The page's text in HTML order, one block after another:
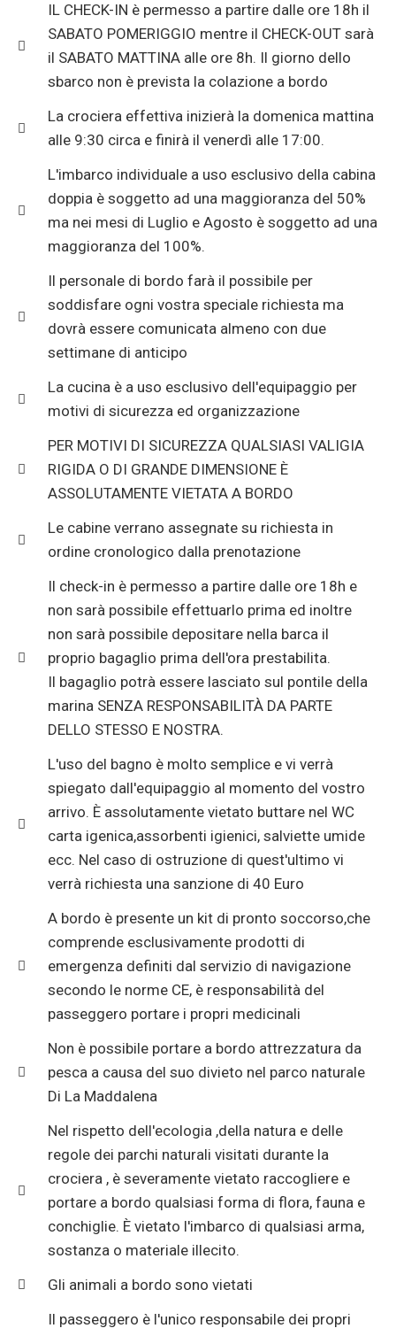
IL CHECK-IN è permesso a partire dalle ore 18h il
SABATO POMERIGGIO mentre il CHECK-OUT sarà
il SABATO MATTINA alle ore 8h. Il giorno dello
sbarco non è prevista la colazione a bordo
La crociera effettiva inizierà la domenica mattina
alle 9:30 circa e finirà il venerdì alle 17:00.
L'imbarco individuale a uso esclusivo della cabina
doppia è soggetto ad una maggioranza del 50%
ma nei mesi di Luglio e Agosto è soggetto ad una
maggioranza del 100%.
Il personale di bordo farà il possibile per
soddisfare ogni vostra speciale richiesta ma
dovrà essere comunicata almeno con due
settimane di anticipo
La cucina è a uso esclusivo dell'equipaggio per
motivi di sicurezza ed organizzazione
PER MOTIVI DI SICUREZZA QUALSIASI VALIGIA
RIGIDA O DI GRANDE DIMENSIONE È
ASSOLUTAMENTE VIETATA A BORDO
Le cabine verrano assegnate su richiesta in
ordine cronologico dalla prenotazione
Il check-in è permesso a partire dalle ore 18h e
non sarà possibile effettuarlo prima ed inoltre
non sarà possibile depositare nella barca il
proprio bagaglio prima dell'ora prestabilita.
Il bagaglio potrà essere lasciato sul pontile della
marina SENZA RESPONSABILITÀ DA PARTE
DELLO STESSO E NOSTRA.
L'uso del bagno è molto semplice e vi verrà
spiegato dall'equipaggio al momento del vostro
arrivo. È assolutamente vietato buttare nel WC
carta igenica,assorbenti igienici, salviette umide
ecc. Nel caso di ostruzione di quest'ultimo vi
verrà richiesta una sanzione di 40 Euro
A bordo è presente un kit di pronto soccorso,che
comprende esclusivamente prodotti di
emergenza definiti dal servizio di navigazione
secondo le norme CE, è responsabilità del
passeggero portare i propri medicinali
Non è possibile portare a bordo attrezzatura da
pesca a causa del suo divieto nel parco naturale
Di La Maddalena
Nel rispetto dell'ecologia ,della natura e delle
regole dei parchi naturali visitati durante la
crociera , è severamente vietato raccogliere e
portare a bordo qualsiasi forma di flora, fauna e
conchiglie. È vietato l'imbarco di qualsiasi arma,
sostanza o materiale illecito.
Gli animali a bordo sono vietati
Il passeggero è l'unico responsabile dei propri